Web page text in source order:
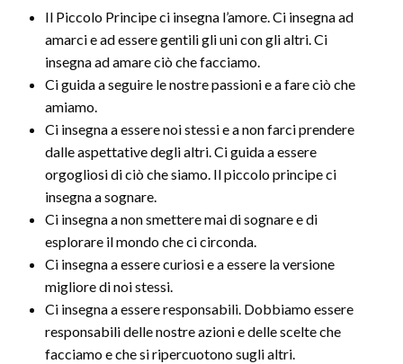
Il Piccolo Principe ci insegna l’amore. Ci insegna ad
amarci e ad essere gentili gli uni con gli altri. Ci
insegna ad amare ciò che facciamo.
Ci guida a seguire le nostre passioni e a fare ciò che
amiamo.
Ci insegna a essere noi stessi e a non farci prendere
dalle aspettative degli altri. Ci guida a essere
orgogliosi di ciò che siamo. Il piccolo principe ci
insegna a sognare.
Ci insegna a non smettere mai di sognare e di
esplorare il mondo che ci circonda.
Ci insegna a essere curiosi e a essere la versione
migliore di noi stessi.
Ci insegna a essere responsabili. Dobbiamo essere
responsabili delle nostre azioni e delle scelte che
facciamo e che si ripercuotono sugli altri.